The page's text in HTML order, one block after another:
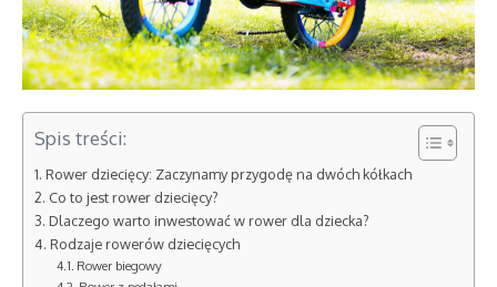
Spis treści:
Rower dziecięcy: Zaczynamy przygodę na dwóch kółkach
Co to jest rower dziecięcy?
Dlaczego warto inwestować w rower dla dziecka?
Rodzaje rowerów dziecięcych
Rower biegowy